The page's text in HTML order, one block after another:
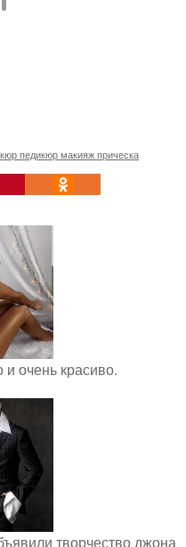
педикюр макияж прическа
и очень красиво.
творчество джона